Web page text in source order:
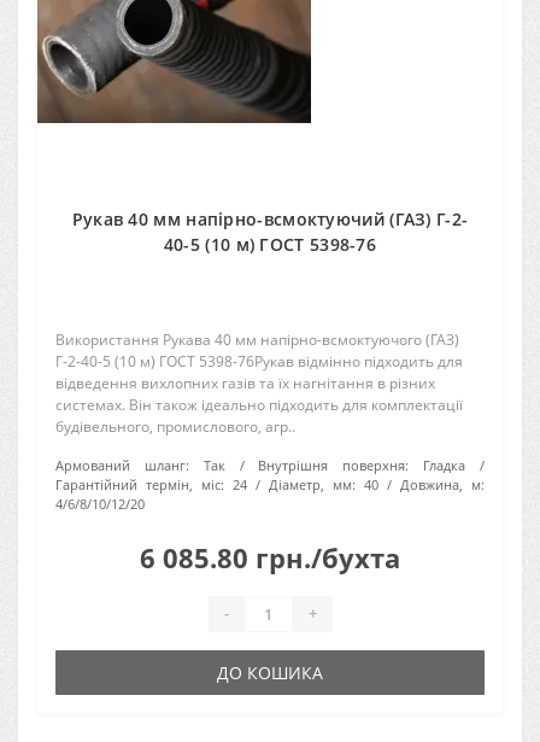
Рукав 40 мм напірно-всмоктуючий (ГАЗ) Г-2-
40-5 (10 м) ГОСТ 5398-76
Використання Рукава 40 мм напірно-всмоктуючого (ГАЗ)
Г-2-40-5 (10 м) ГОСТ 5398-76Рукав відмінно підходить для
відведення вихлопних газів та їх нагнітання в різних
системах. Він також ідеально підходить для комплектації
будівельного, промислового, агр..
Армований шланг: Так Внутрішня поверхня:
Гладка
Гарантійний термін, міс: 24 Діаметр, мм: 40
Довжина, м:
4/6/8/10/12/20
6 085.80 грн./бухта
- +
ДО КОШИКА